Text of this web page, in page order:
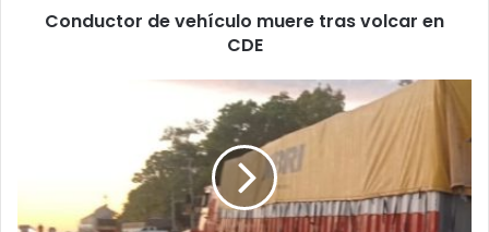
Conductor de vehículo muere tras volcar en
CDE